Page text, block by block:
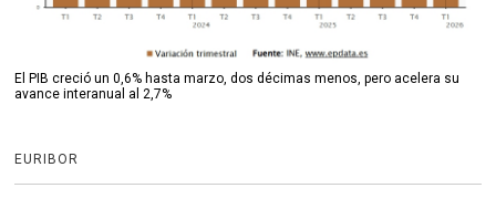
El PIB creció un 0,6% hasta marzo, dos décimas menos, pero acelera su
avance interanual al 2,7%
EURIBOR